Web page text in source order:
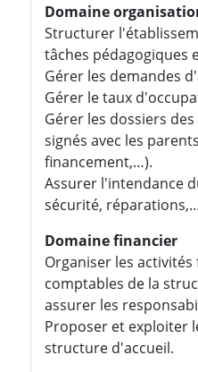
Domaine
Structurer
tâches pédagogiques
Gérer les demandes
Gérer le taux
Gérer les dossiers
signés avec les
financement,…).
Assurer l'intendance
sécurité,
Domaine financier
Organiser les
comptables de la
assurer les
Proposer et exploiter
structure d'accueil.